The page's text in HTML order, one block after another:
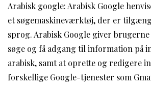
Arabisk google: Arabisk Google
et søgemaskineværktøj, der er
sprog. Arabisk Google giver
søge og få adgang til information på
arabisk, samt at oprette og redigere
forskellige Google-tjenester som